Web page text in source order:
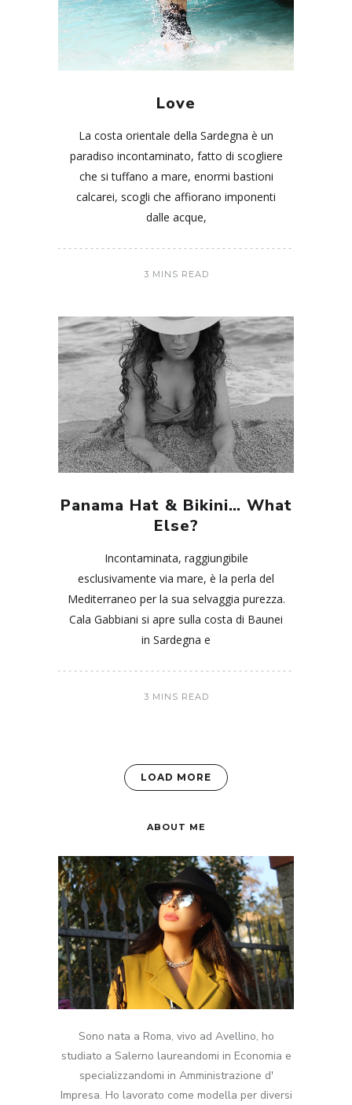
Love
La costa orientale della Sardegna è un
paradiso incontaminato, fatto di scogliere
che si tuffano a mare, enormi bastioni
calcarei, scogli che affiorano imponenti
dalle acque,
3 MINS READ
Panama Hat & Bikini… What
Else?
Incontaminata, raggiungibile
esclusivamente via mare, è la perla del
Mediterraneo per la sua selvaggia purezza.
Cala Gabbiani si apre sulla costa di Baunei
in Sardegna e
3 MINS READ
LOAD MORE
ABOUT ME
Sono nata a Roma, vivo ad Avellino, ho
studiato a Salerno laureandomi in Economia e
specializzandomi in Amministrazione d'
Impresa. Ho lavorato come modella per diversi